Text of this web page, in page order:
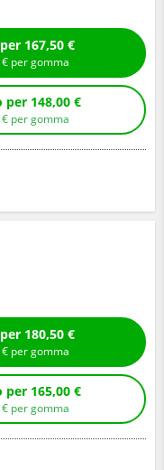
Compra con montaggio per 167,50 €
€ per gomma
Compra senza montaggio per 148,00 €
€ per gomma
Compra con montaggio per 180,50 €
€ per gomma
Compra senza montaggio per 165,00 €
€ per gomma